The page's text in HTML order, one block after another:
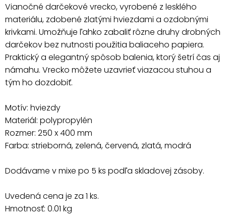
Vianočné darčekové vrecko, vyrobené z lesklého
materiálu, zdobené zlatými hviezdami a ozdobnými
krivkami. Umožňuje ľahko zabaliť rôzne druhy drobných
darčekov bez nutnosti použitia baliaceho papiera.
Praktický a elegantný spôsob balenia, ktorý šetrí čas aj
námahu. Vrecko môžete uzavrieť viazacou stuhou a
tým ho dozdobiť.
Motív: hviezdy
Materiál: polypropylén
Rozmer: 250 x 400 mm
Farba: strieborná, zelená, červená, zlatá, modrá
Dodávame v mixe po 5 ks podľa skladovej zásoby.
Uvedená cena je za 1 ks.
Hmotnosť: 0.01 kg